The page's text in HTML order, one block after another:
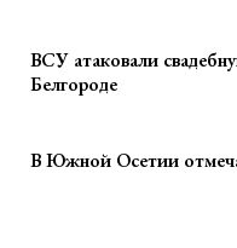
ВСУ атаковали
Белгороде
В Южной Осетии